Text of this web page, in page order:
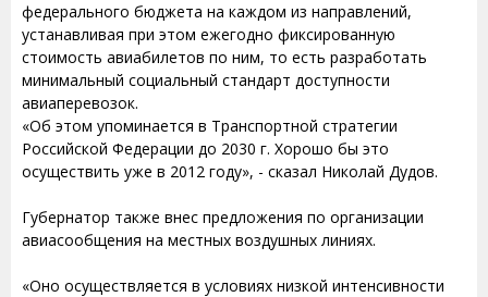
федерального бюджета на каждом из направлений,
устанавливая при этом ежегодно фиксированную
стоимость авиабилетов по ним, то есть разработать
минимальный социальный стандарт доступности
авиаперевозок.
«Об этом упоминается в Транспортной стратегии
Российской Федерации до 2030 г. Хорошо бы это
осуществить уже в 2012 году», - сказал Николай Дудов.
Губернатор также внес предложения по организации
авиасообщения на местных воздушных линиях.
«Оно осуществляется в условиях низкой интенсивности